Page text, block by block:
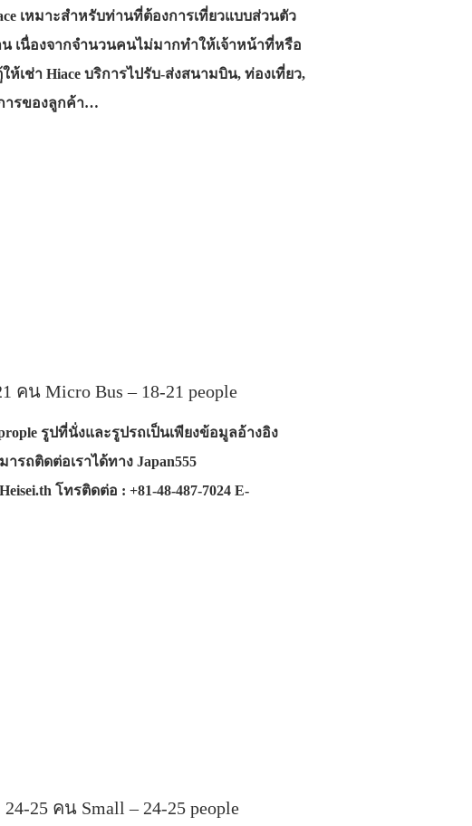
เหมาะสำหรับท่านที่ต้องการเที่ยวแบบส่วนตัว
เนื่องจากจำนวนคนไม่มากทำให้เจ้าหน้าที่หรือ
เช่า Hiace บริการไปรับ-ส่งสนามบิน, ท่องเที่ยว,
ารของลูกค้า…
น Micro Bus – 18-21 people
prople รูปที่นั่งและรูปรถเป็นเพียงข้อมูลอ้างอิง
รถติดต่อเราได้ทาง Japan555
โทรติดต่อ : +81-48-487-7024 E-
25 คน Small – 24-25 people